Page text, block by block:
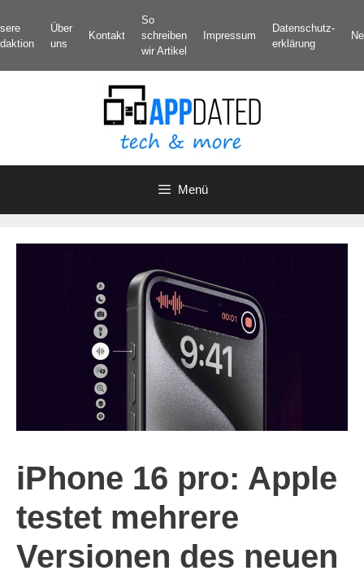
Inhalt
springen
Über
uns
Kontakt
So
schreiben
wir Artikel
Impressum
Datenschutz­
erklärung
Menü
iPhone 16 pro: Apple
testet mehrere
Versionen des neuen